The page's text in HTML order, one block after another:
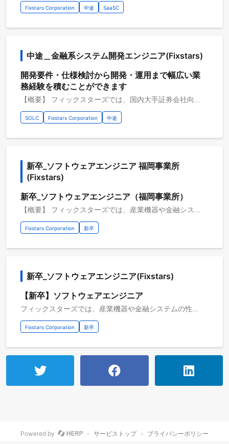
Fixstars Corporation 中途 SaaSC
中途＿金融系システム開発エンジニア(Fixstars)
開発要件・仕様検討から開発・運用まで幅広い業
務経験を積むことができます
【概要】 フィックスターズでは、国内大手証券会社向けに、金融計算（デリバティブプライシング）の高速化や関連システムの開発・運用を行っています。 取引先とは15年以上の信頼関係があり、当社のエンジニアがプロジェクトの中でも重要な領域を担っています。 開発チームは、お客様と直接コミュニケーションをとりながら、システム要件の整理から仕様提案・設計・開発・運用までを一貫して担当します。 金融業界の専門知識がなくても、技術力でチームに貢献できる環境です。 【具体的な職務内容】 並列プログラミング/数百台規模の分散コンピューティングによる高性能化 計算量改善などアルゴリズム改良による逐次処理の高性能化 複数のシステムと連携するLinuxアプリケーションの設計・開発 大規模データ処理とデータベース最適化 リアルタイム処理の実装 開発から運用・保守までの幅広い工程に関与 【従事すべき業務の変更の範囲】 会社の定める業務全般 【案件例】 大規模分散ミドルウェアを自社開発。半年という短期間でゼロから構築し、従来システムの置き換えに成功。 【プロジェクトのやりがい】 ・高度なパフォーマンス要求に応えるスキルが磨かれる ・アジャイル寄りの開発手法によりスピーディな開発スキルが磨かれる ・金融システムの中でも最先端の領域にチャレンジできる ・長期に渡りプロジェクトに専任でき、金融・高速化システムのプロフェッショナルになれる ・AI（Copilot）を活用したモデル開発も今後順次取り込み予定
SOLC Fixstars Corporation 中途
新卒_ソフトウェアエンジニア 福岡事業所
(Fixstars)
新卒_ソフトウェアエンジニア（福岡事業所）
【概要】 フィックスターズでは、産業機器や金融システムの性能向上、最新フラッシュメモリ搭載製品の開発、自動運転や自律走行ロボットの実用化など、様々な課題を持つお客様向けに、ハードウェアの性能を最大限に引き出すソフトウェアの開発を行っています。低レイヤソフトウェア技術、アルゴリズム実装力、各産業・研究分野の知見を活かし、他社にはない高い価値をお客様に提供しています。 この度、福岡事業所新設につきコアメンバーを募集しています。 【具体的な職務内容】 ・工程管理のソフトウェア設計、評価（スケジューリング管理の最適化アルゴリズムの設計、評価） ・測定ソフトウェアの最適化（保守性の向上、高速化など） ・生産データベースを基に機械学習を用いた認識、データ分析による様々な予測および可視化 ・装置故障予測ソフトウェア開発（シミュレーションソフト開発、組込み制御プログラム開発） ・IoT機器関連のハード・ソフトウェア開発 上記に加え、新規案件を提案・実行していただくことも可能です 【従事すべき業務の変更の範囲】 会社の定める業務全般 【プロジェクトのやりがい】 ・新設の事業所を立上げていくコアメンバーとして活躍できる ・顧客との直接取引が多く、次世代の技術や最先端の技術に携わることができます ・在籍のエンジニアはレベルが高く、新たなスキルを学び、技術者としての経験を積み、成長するのに最適な環境です ・低レイヤのソフトウェア技術が活かせるプロジェクトが多数あります ・ソフトウェアエンジニアでも、技術分野とビジネス分野両方のキャリアパスが用意されています 【開発環境】 開発環境：Python/Java/C/C++ その他開発環境：Android
Fixstars Corporation 新卒
新卒_ソフトウェアエンジニア(Fixstars)
【新卒】ソフトウェアエンジニア
フィックスターズでは、産業機器や金融システムの性能向上、最新フラッシュメモリ搭載製品の開発、自動運転や自律走行ロボットの実用化など、様々な課題を持つお客様向けに、ハードウェアの性能を最大限に引き出すソフトウェアの開発を行っています。低レイヤソフトウェア技術、アルゴリズム実装力、各産業・研究分野の知見を活かし、他社にはない高い価値をお客様に提供しています。 ※ご応募の際、履歴書等の添付資料についてはPDFにて添付いただけると幸いです。 【仕事の内容】 ハードウェアの性能を最大限に引き出すソフトウェアの開発 【具体的には】 ・自動運転を実現するためのソフトウェア開発 ・AGV/AMR向けロボットシステム開発、データ分析環境構築、およびデータ分析ソフトウェア開発 ・数理最適化分野のコンサルティング・開発サービスおよび量子コンピュータ等の次世代アクセラレータ向けソフトウェアの開発 ・データセンター向けNVMe SSDファームウェア開発（組込みソフトウェア開発） ・FPGAをアクセラレータとして活用するシステム開発 ・組込み機器に搭載される画像処理・画像認識ソフトウェア開発(例：4K8K機器・ADAS・医療画像処理・検査装置) ・機械学習アルゴリズムや深層学習技術を利用したソフトウェア及びソリューションの開発 ・金融系システム（デリバティブプライシング）開発 【従事すべき業務の変更の範囲】 会社の定める業務全般
Fixstars Corporation 新卒
Powered by - サービストップ - プライバシーポリシー